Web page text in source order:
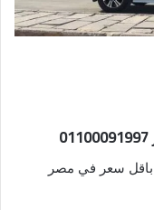
باقل سعر في مصر